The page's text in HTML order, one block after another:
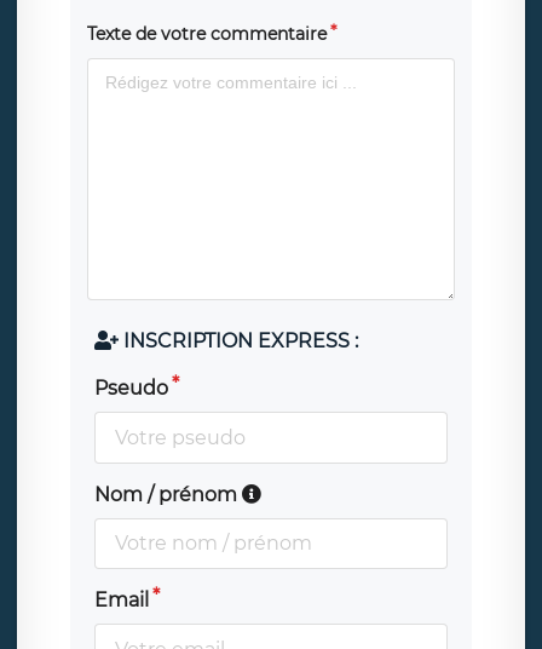
Texte de votre commentaire
INSCRIPTION EXPRESS :
Pseudo
Nom / prénom
Email